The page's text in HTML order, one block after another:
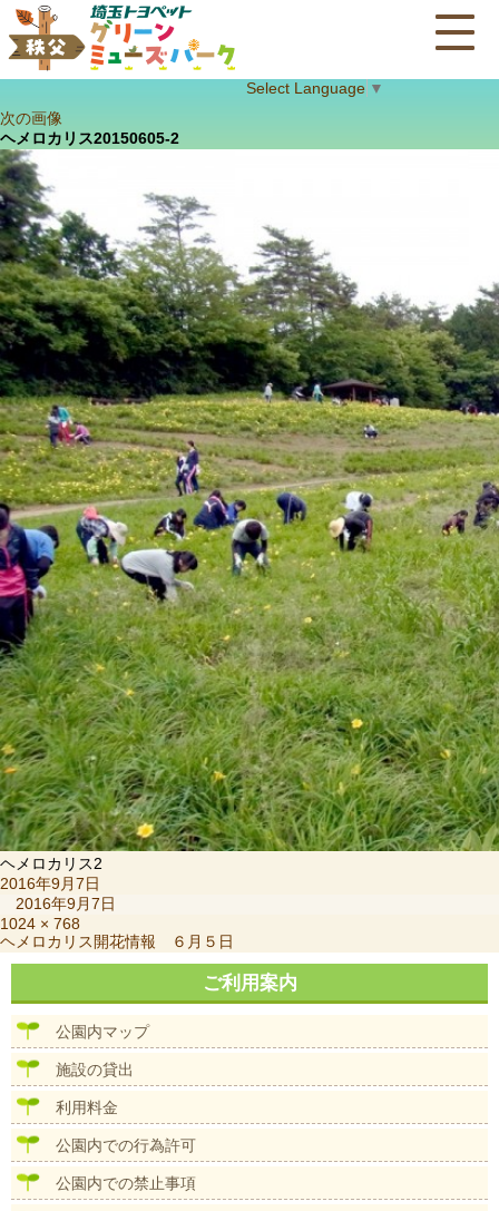
Select Language ▼
次の画像
ヘメロカリス20150605-2
ヘメロカリス2
投
日:
2016年9月7日
2016年9月7日
フ
ル
サ
ズ
1024 × 768
投
稿
ビ
ヘメロカリス開花情報 ６月５日
ご利用案内
公園内マップ
施設の貸出
利用料金
公園内での行為許可
公園内での禁止事項